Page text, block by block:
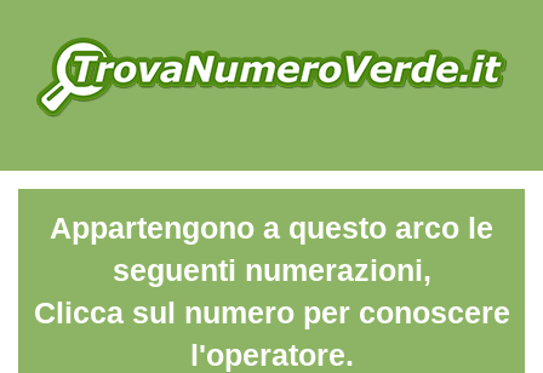
Appartengono a questo arco le
seguenti numerazioni,
Clicca sul numero per conoscere
l'operatore.